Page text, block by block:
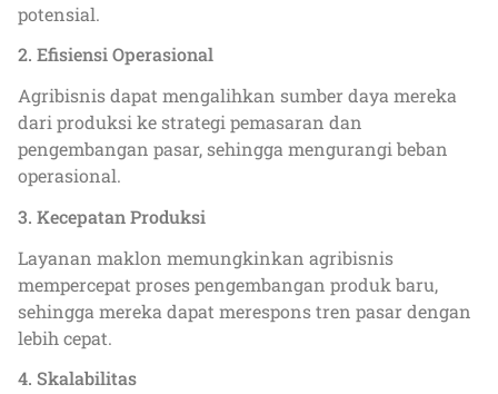
potensial.
2. Efisiensi Operasional
Agribisnis dapat mengalihkan sumber daya mereka
dari produksi ke strategi pemasaran dan
pengembangan pasar, sehingga mengurangi beban
operasional.
3. Kecepatan Produksi
Layanan maklon memungkinkan agribisnis
mempercepat proses pengembangan produk baru,
sehingga mereka dapat merespons tren pasar dengan
lebih cepat.
4. Skalabilitas